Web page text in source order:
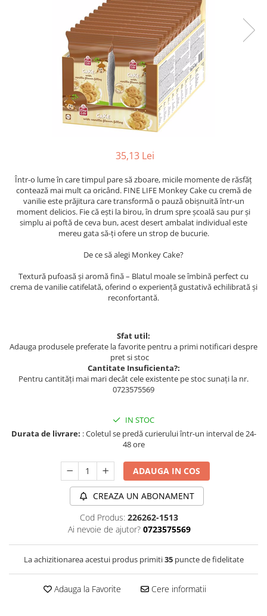
35,13 Lei
Într-o lume în care timpul pare să zboare, micile momente de răsfăț
contează mai mult ca oricând. FINE LIFE Monkey Cake cu cremă de
vanilie este prăjitura care transformă o pauză obișnuită într-un
moment delicios. Fie că ești la birou, în drum spre școală sau pur și
simplu ai poftă de ceva bun, acest desert ambalat individual este
mereu gata să-ți ofere un strop de bucurie.
De ce să alegi Monkey Cake?
Textură pufoasă și aromă fină – Blatul moale se îmbină perfect cu
crema de vanilie catifelată, oferind o experiență gustativă echilibrată și
reconfortantă.
Sfat util:
Adauga produsele preferate la favorite pentru a primi notificari despre
pret si stoc
Cantitate Insuficienta?:
Pentru cantități mai mari decât cele existente pe stoc sunați la nr.
0723575569
IN STOC
Durata de livrare: : Coletul se predă curierului într-un interval de 24-
48 ore
ADAUGA IN COS
CREAZA UN ABONAMENT
Cod Produs: 226262-1513
Ai nevoie de ajutor? 0723575569
La achizitionarea acestui produs primiti35puncte de fidelitate
Adauga la Favorite Cere informatii